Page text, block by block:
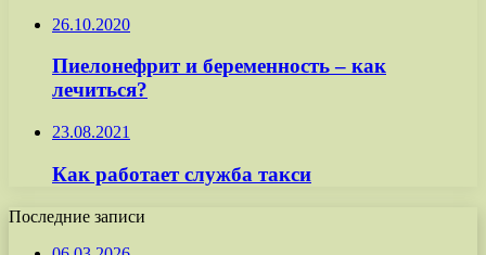
26.10.2020
Пиелонефрит и беременность – как
лечиться?
23.08.2021
Как работает служба такси
Последние записи